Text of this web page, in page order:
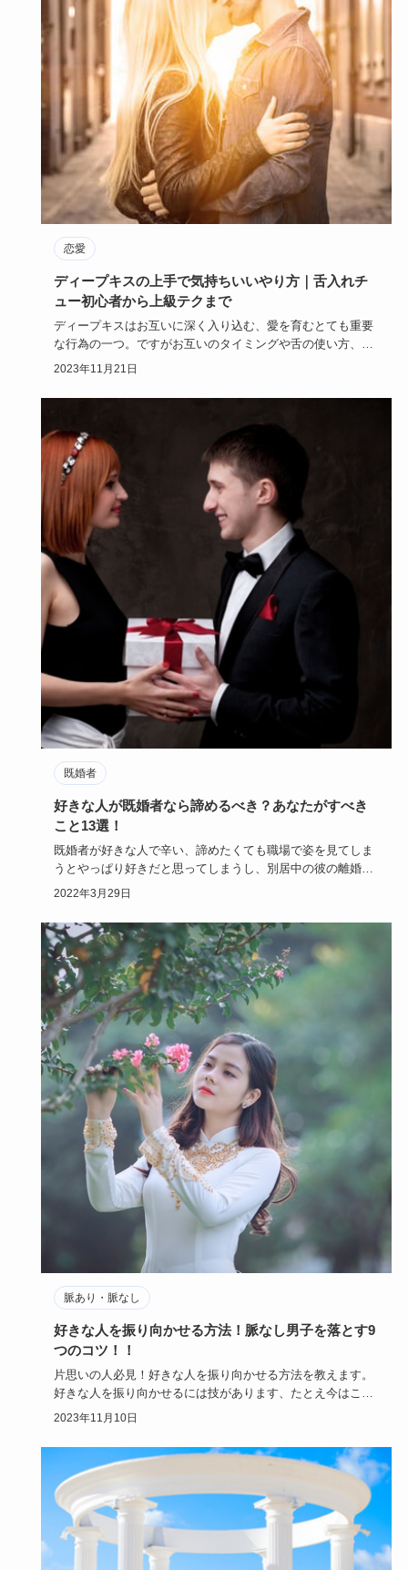
恋愛
ディープキスの上手で気持ちいいやり方｜舌入れチ
ュー初心者から上級テクまで
ディープキスはお互いに深く入り込む、愛を育むとても重要
な行為の一つ。ですがお互いのタイミングや舌の使い方、デ
ィープキスまで…
2023年11月21日
既婚者
好きな人が既婚者なら諦めるべき？あなたがすべき
こと13選！
既婚者が好きな人で辛い、諦めたくても職場で姿を見てしま
うとやっぱり好きだと思ってしまうし、別居中の彼の離婚を
願ってしまい自…
2022年3月29日
脈あり・脈なし
好きな人を振り向かせる方法！脈なし男子を落とす9
つのコツ！！
片思いの人必見！好きな人を振り向かせる方法を教えます。
好きな人を振り向かせるには技があります、たとえ今はこち
らに相手の気持…
2023年11月10日